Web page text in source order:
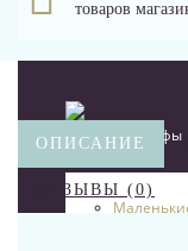
Черные
Сейфы
товаров
ОПИСАНИЕ
ОТЗЫВЫ (0)